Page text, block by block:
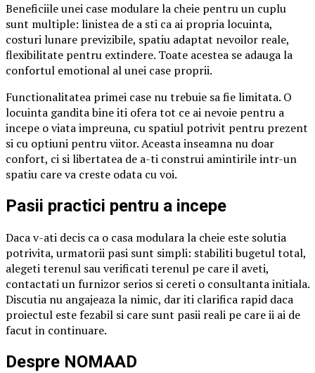
Beneficiile unei case modulare la cheie pentru un cuplu
sunt multiple: linistea de a sti ca ai propria locuinta,
costuri lunare previzibile, spatiu adaptat nevoilor reale,
flexibilitate pentru extindere. Toate acestea se adauga la
confortul emotional al unei case proprii.
Functionalitatea primei case nu trebuie sa fie limitata. O
locuinta gandita bine iti ofera tot ce ai nevoie pentru a
incepe o viata impreuna, cu spatiul potrivit pentru prezent
si cu optiuni pentru viitor. Aceasta inseamna nu doar
confort, ci si libertatea de a-ti construi amintirile intr-un
spatiu care va creste odata cu voi.
Pasii practici pentru a incepe
Daca v-ati decis ca o casa modulara la cheie este solutia
potrivita, urmatorii pasi sunt simpli: stabiliti bugetul total,
alegeti terenul sau verificati terenul pe care il aveti,
contactati un furnizor serios si cereti o consultanta initiala.
Discutia nu angajeaza la nimic, dar iti clarifica rapid daca
proiectul este fezabil si care sunt pasii reali pe care ii ai de
facut in continuare.
Despre NOMAAD